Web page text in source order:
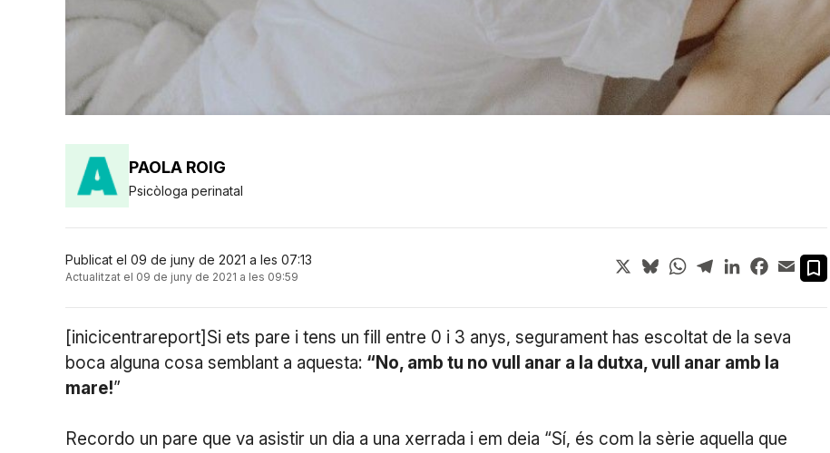
PAOLA ROIG
Psicòloga perinatal
Publicat el 09 de juny de 2021 a les 07:13
Actualitzat el 09 de juny de 2021 a les 09:59
X BlueskyWhatsApp
TelegramLinkedInFacebook
Email
[inicicentrareport]Si ets pare i tens un fill entre 0 i 3 anys, segurament has escoltat de la seva
boca alguna cosa semblant a aquesta: “No, amb tu no vull anar a la dutxa, vull anar amb la
mare!”
Recordo un pare que va asistir un dia a una xerrada i em deia “Sí, és com la sèrie aquella que